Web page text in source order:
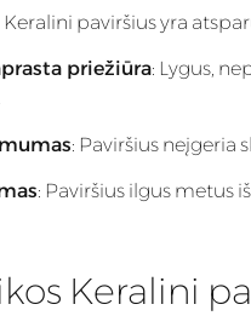
Keralini paviršius yra
priežiūra: Lygus,
: Paviršius neįgeria
: Paviršius ilgus metus
Keralini